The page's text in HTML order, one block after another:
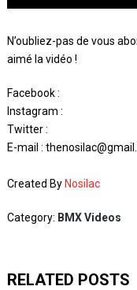
N’oubliez-pas de vous
aimé la vidéo !
Facebook :
Instagram :
Twitter :
E-mail :
Created By Nosilac
Category: BMX Videos
RELATED POSTS